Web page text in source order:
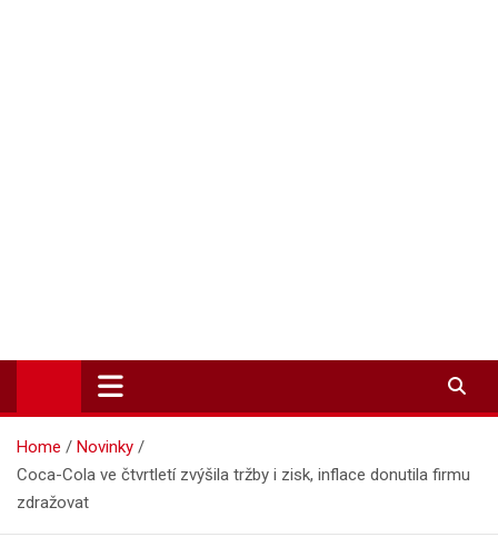
Zpravodajství-info.cz
Aktuality a informace on-line
Home
Novinky
Coca-Cola ve čtvrtletí zvýšila tržby i zisk, inflace donutila firmu
zdražovat